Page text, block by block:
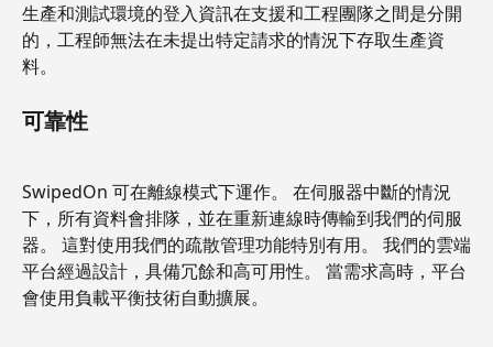
生產和測試環境的登入資訊在支援和工程團隊之間是分開
的，工程師無法在未提出特定請求的情況下存取生產資
料。
可靠性
SwipedOn 可在離線模式下運作。 在伺服器中斷的情況
下，所有資料會排隊，並在重新連線時傳輸到我們的伺服
器。 這對使用我們的疏散管理功能特別有用。 我們的雲端
平台經過設計，具備冗餘和高可用性。 當需求高時，平台
會使用負載平衡技術自動擴展。